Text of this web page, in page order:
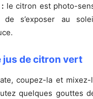
le citron est photo-
de s’exposer au
jus de citron vert
coupez-la et
quelques gouttes